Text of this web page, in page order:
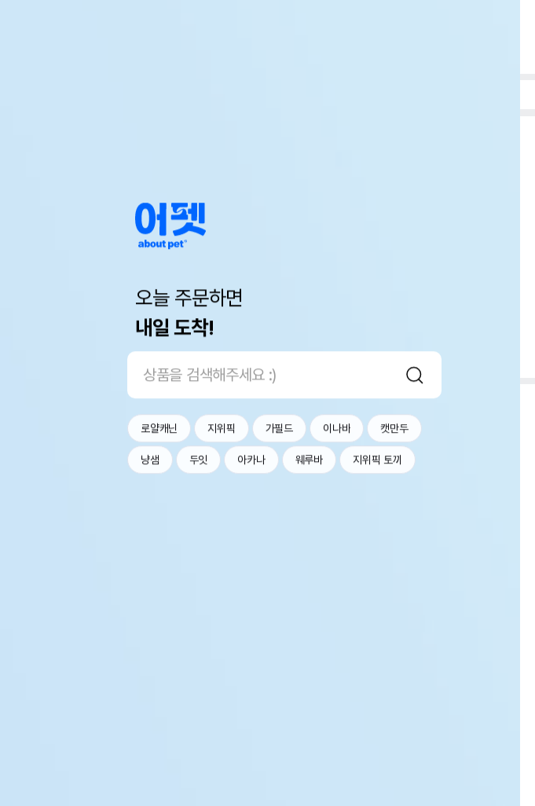
오늘 주문하면
내일 도착!
로얄캐닌 지위픽 가필드 이나바 캣만두
냥샘 두잇 아카나 웨루바 지위픽 토끼